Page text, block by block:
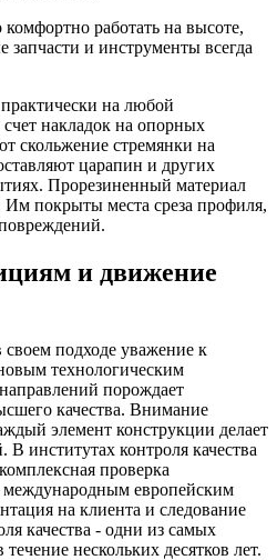
работать на высоте,
запчасти и инструменты всегда
на любой
счет накладок на опорных
скольжение стремянки на
царапин и других
Прорезиненный материал
Им покрыты места среза профиля,
и движение
своем подходе уважение к
технологическим
порождает
качества. Внимание
элемент конструкции делает
институтах контроля качества
проверка
международным европейским
на клиента и следование
качества - одни из самых
нескольких десятков лет.